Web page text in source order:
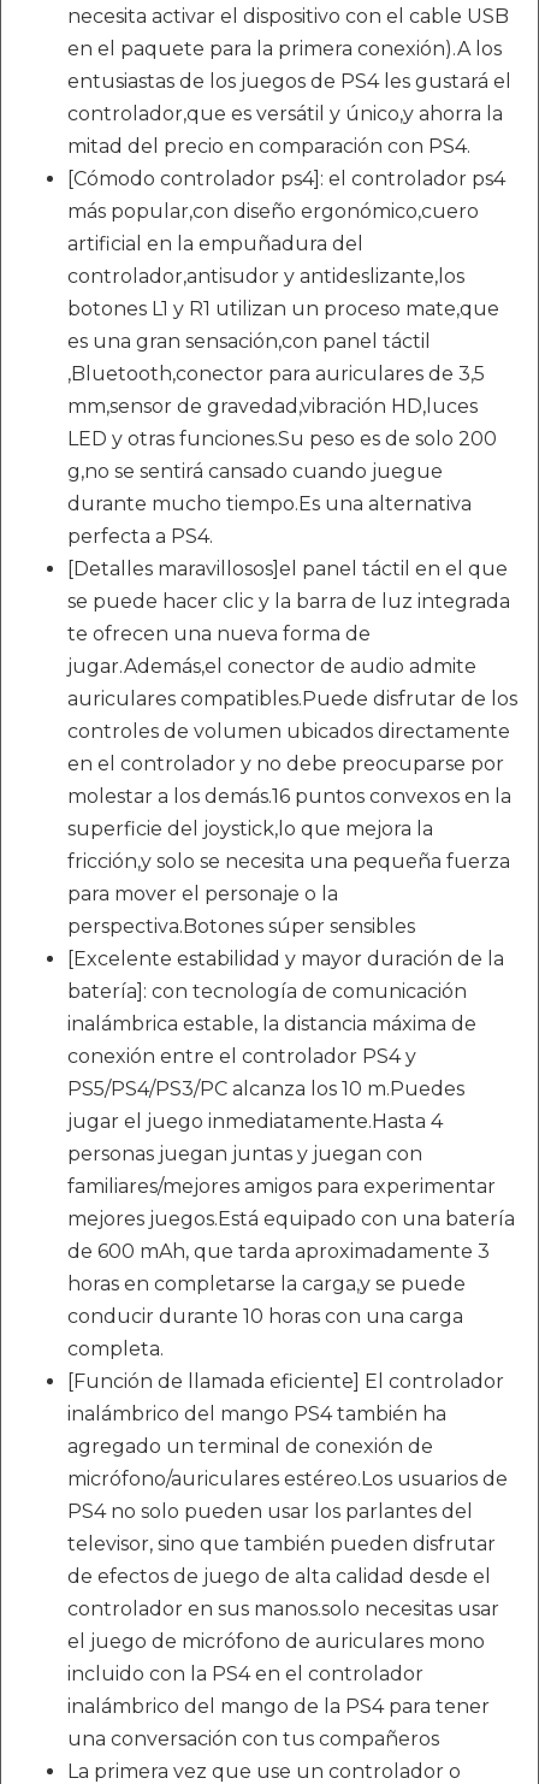
necesita activar el dispositivo con el cable USB
en el paquete para la primera conexión).A los
entusiastas de los juegos de PS4 les gustará el
controlador,que es versátil y único,y ahorra la
mitad del precio en comparación con PS4.
[Cómodo controlador ps4]: el controlador ps4
más popular,con diseño ergonómico,cuero
artificial en la empuñadura del
controlador,antisudor y antideslizante,los
botones L1 y R1 utilizan un proceso mate,que
es una gran sensación,con panel táctil
,Bluetooth,conector para auriculares de 3,5
mm,sensor de gravedad,vibración HD,luces
LED y otras funciones.Su peso es de solo 200
g,no se sentirá cansado cuando juegue
durante mucho tiempo.Es una alternativa
perfecta a PS4.
[Detalles maravillosos]el panel táctil en el que
se puede hacer clic y la barra de luz integrada
te ofrecen una nueva forma de
jugar.Además,el conector de audio admite
auriculares compatibles.Puede disfrutar de los
controles de volumen ubicados directamente
en el controlador y no debe preocuparse por
molestar a los demás.16 puntos convexos en la
superficie del joystick,lo que mejora la
fricción,y solo se necesita una pequeña fuerza
para mover el personaje o la
perspectiva.Botones súper sensibles
[Excelente estabilidad y mayor duración de la
batería]: con tecnología de comunicación
inalámbrica estable, la distancia máxima de
conexión entre el controlador PS4 y
PS5/PS4/PS3/PC alcanza los 10 m.Puedes
jugar el juego inmediatamente.Hasta 4
personas juegan juntas y juegan con
familiares/mejores amigos para experimentar
mejores juegos.Está equipado con una batería
de 600 mAh, que tarda aproximadamente 3
horas en completarse la carga,y se puede
conducir durante 10 horas con una carga
completa.
[Función de llamada eficiente] El controlador
inalámbrico del mango PS4 también ha
agregado un terminal de conexión de
micrófono/auriculares estéreo.Los usuarios de
PS4 no solo pueden usar los parlantes del
televisor, sino que también pueden disfrutar
de efectos de juego de alta calidad desde el
controlador en sus manos.solo necesitas usar
el juego de micrófono de auriculares mono
incluido con la PS4 en el controlador
inalámbrico del mango de la PS4 para tener
una conversación con tus compañeros
La primera vez que use un controlador o